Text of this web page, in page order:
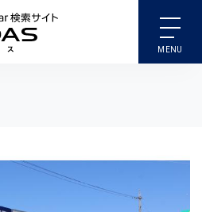
SUBARU 認定U-Car検索